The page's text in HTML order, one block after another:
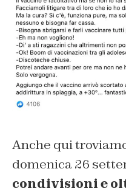
Anche qui
domenica 26
condivisioni e